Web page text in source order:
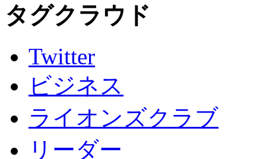
タグクラウド
Twitter
ビジネス
ライオンズクラブ
リーダー